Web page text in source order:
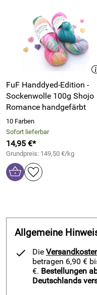
FuF Handdyed-Edition -
Sockenwolle 100g Shojo
Romance handgefärbt
10 Farben
Sofort lieferbar
14,95 €*
Grundpreis: 149,50 €/kg
Allgemeine
Die
betragen 6,90 €
€. Bestellungen
Deutschlands